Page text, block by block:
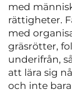
med
rättigheter.
med
gräsrötter,
underifrån,
att lära sig
och inte